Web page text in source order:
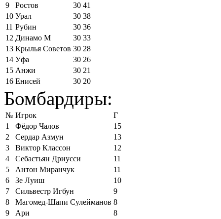
9
Ростов 30 41
10 Урал 30 38
11 Рубин 30 36
12 Динамо М 30 33
13 Крылья Советов 30 28
14 Уфа 30 26
15 Анжи 30 21
16 Енисей 30 20
Бомбардиры:
№ Игрок
Г
1
Фёдор Чалов
15
2
Сердар Азмун
13
3
Виктор Классон
12
4
Себастьян Дриусси
11
5
Антон Миранчук
11
6
Зе Луиш
10
7
Сильвестр Игбун
9
8
Магомед-Шапи Сулейманов 8
9
Ари
8